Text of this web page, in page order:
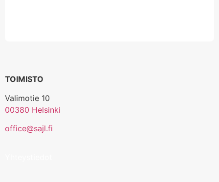
TOIMISTO
Valimotie 10
00380 Helsinki
office@sajl.fi